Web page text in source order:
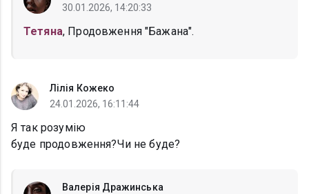
30.01.2026, 14:20:33
Тетяна, Продовження "Бажана".
Лілія Кожеко
24.01.2026, 16:11:44
Я так розумію
буде продовження?Чи не буде?
Валерія Дражинська